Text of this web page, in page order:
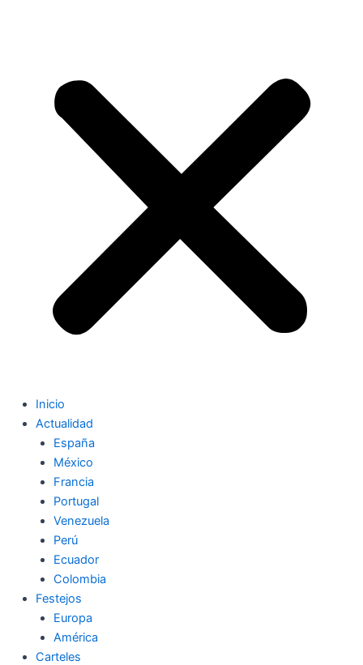
Inicio
Actualidad
España
México
Francia
Portugal
Venezuela
Perú
Ecuador
Colombia
Festejos
Europa
América
Carteles